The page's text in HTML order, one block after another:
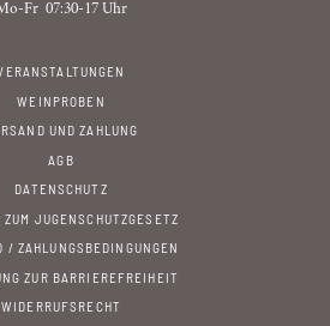
Fr 07:30-17 Uhr
WEINPROBEN
UND ZAHLUNG
AGB
DATENSCHUTZ
JUGENSCHUTZGESETZ
/ ZAHLUNGSBEDINGUNGEN
ZUR BARRIEREFREIHEIT
WIDERRUFSRECHT